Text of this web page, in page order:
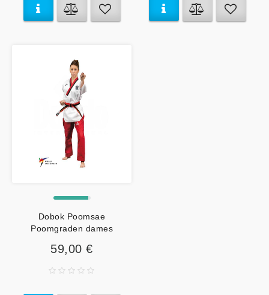
Dobok Poomsae
Poomgraden dames
59,00 €